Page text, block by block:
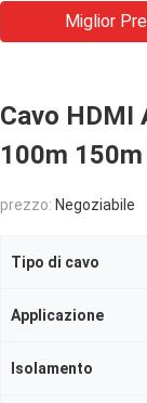
Miglior
Cavo HDMI
100m 150m
prezzo: Negoziabile
Tipo di cavo
Applicazione
Isolamento